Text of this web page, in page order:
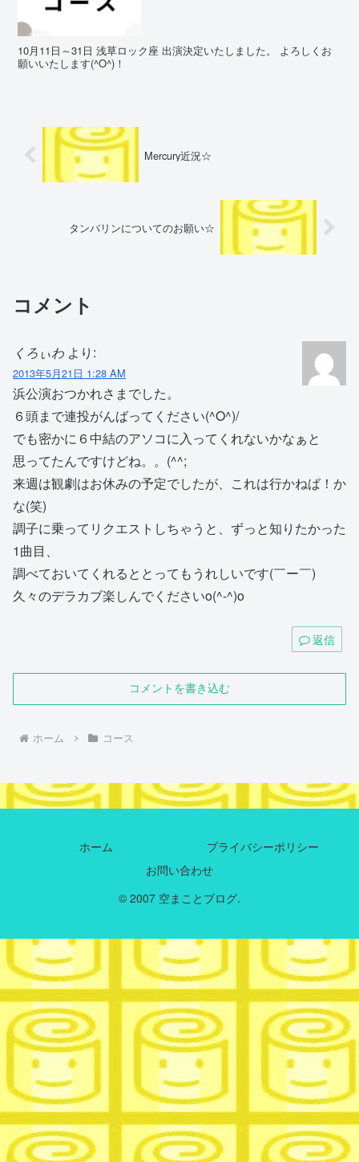
10月11日～31日 浅草ロック座 出演決定いたしました。 よろしくお
願いいたします(^O^)！
Mercury近況☆
タンバリンについてのお願い☆
コメント
くろぃわ より:
2013年5月21日 1:28 AM
浜公演おつかれさまでした。
６頭まで連投がんばってください(^O^)/
でも密かに６中結のアソコに入ってくれないかなぁと
思ってたんですけどね。。(^^;
来週は観劇はお休みの予定でしたが、これは行かねば！か
な(笑)
調子に乗ってリクエストしちゃうと、ずっと知りたかった
1曲目、
調べておいてくれるととってもうれしいです(￣ー￣)
久々のデラカブ楽しんでくださいo(^-^)o
返信
コメントを書き込む
ホーム コース
ホーム
プライバシーポリシー
お問い合わせ
© 2007 空まことブログ.